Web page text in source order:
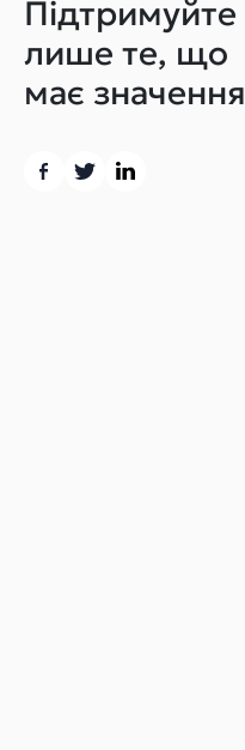
Підтримуйте
лише те, що
має значення